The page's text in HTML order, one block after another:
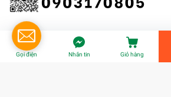
Tiến Hành Thanh Toán
Gọi điện Nhắn tin Giỏ hàng